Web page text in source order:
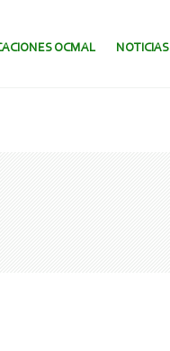
OCMAL NOTICIAS